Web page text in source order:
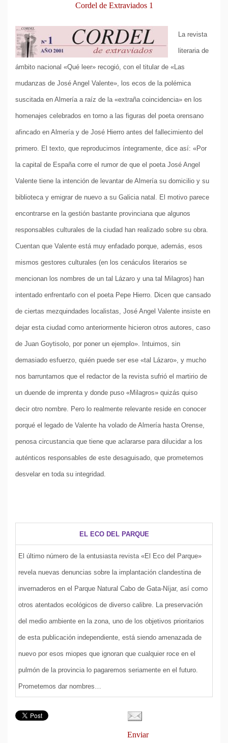
Cordel de Extraviados 1
La revista
literaria de
ámbito nacional «Qué leer» recogió, con el titular de «Las
mudanzas de José Angel Valente», los ecos de la polémica
suscitada en Almería a raíz de la «extraña coincidencia» en los
homenajes celebrados en torno a las figuras del poeta orensano
afincado en Almería y de José Hierro antes del fallecimiento del
primero. El texto, que reproducimos íntegramente, dice así: «Por
la capital de España corre el rumor de que el poeta José Angel
Valente tiene la intención de levantar de Almería su domicilio y su
biblioteca y emigrar de nuevo a su Galicia natal. El motivo parece
encontrarse en la gestión bastante provinciana que algunos
responsables culturales de la ciudad han realizado sobre su obra.
Cuentan que Valente está muy enfadado porque, además, esos
mismos gestores culturales (en los cenáculos literarios se
mencionan los nombres de un tal Lázaro y una tal Milagros) han
intentado enfrentarlo con el poeta Pepe Hierro. Dicen que cansado
de ciertas mezquindades localistas, José Angel Valente insiste en
dejar esta ciudad como anteriormente hicieron otros autores, caso
de Juan Goytisolo, por poner un ejemplo». Intuimos, sin
demasiado esfuerzo, quién puede ser ese «tal Lázaro», y mucho
nos barruntamos que el redactor de la revista sufrió el martirio de
un duende de imprenta y donde puso «Milagros» quizás quiso
decir otro nombre. Pero lo realmente relevante reside en conocer
porqué el legado de Valente ha volado de Almería hasta Orense,
penosa circustancia que tiene que aclararse para dilucidar a los
auténticos responsables de este desaguisado, que prometemos
desvelar en toda su integridad.
EL ECO DEL PARQUE
El último número de la entusiasta revista «El Eco del Parque»
revela nuevas denuncias sobre la implantación clandestina de
invernaderos en el Parque Natural Cabo de Gata-Níjar, así como
otros atentados ecológicos de diverso calibre. La preservación
del medio ambiente en la zona, uno de los objetivos prioritarios
de esta publicación independiente, está siendo amenazada de
nuevo por esos miopes que ignoran que cualquier roce en el
pulmón de la provincia lo pagaremos seriamente en el futuro.
Prometemos dar nombres…
Enviar